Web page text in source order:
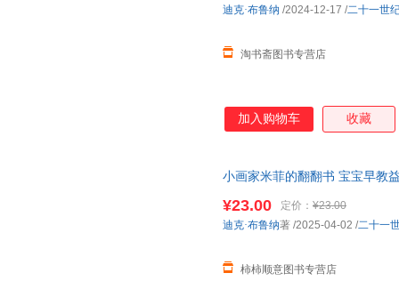
淘书斋图书专营店
迪克·布鲁纳 /2024-12-17 /二十一世
加入购物车 收藏
小画家米菲的翻翻书 宝宝早教
¥23.00 定价： ¥23.00
柿柿顺意图书专营店
迪克·布鲁纳著 /2025-04-02 /二十一